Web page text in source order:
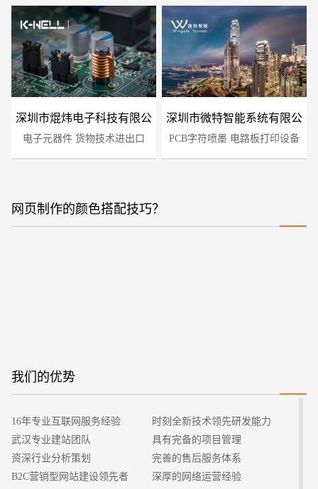
深圳市焜炜电子科技有限公
司
电子元器件 货物技术进出口
深圳市微特智能系统有限公
司
PCB字符喷墨 电路板打印设备
网页制作的颜色搭配技巧？
我们的优势
16年专业互联网服务经验
武汉专业建站团队
资深行业分析策划
B2C营销型网站建设领先者
时刻全新技术领先研发能力
具有完备的项目管理
完善的售后服务体系
深厚的网络运营经验
招标项目